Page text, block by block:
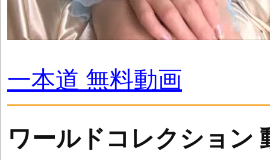
一本道 無料動画
ワールドコレクション